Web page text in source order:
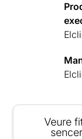
Veure